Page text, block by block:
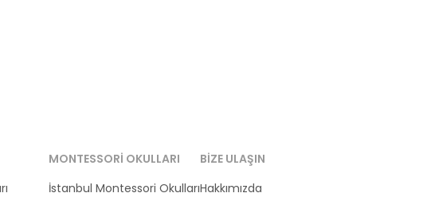
MONTESSORI OKULLARI
İstanbul Montessori Okulları
BIZE ULAŞIN
Hakkımızda